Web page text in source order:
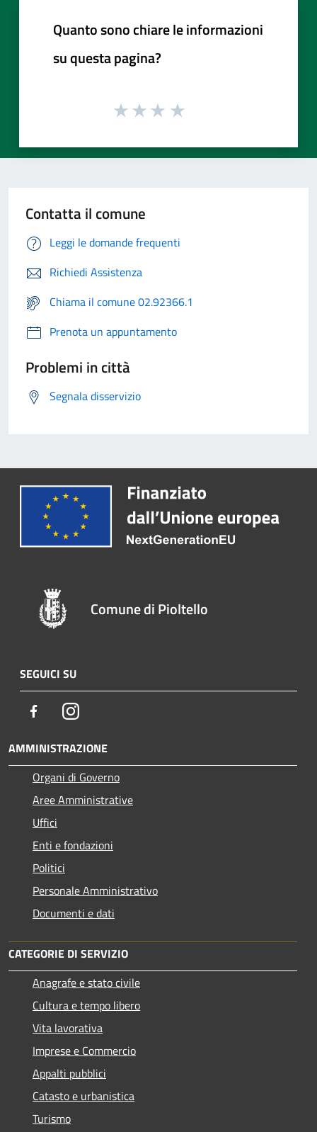
Quanto sono chiare le informazioni
su questa pagina?
Contatta il comune
Leggi le domande frequenti
Richiedi Assistenza
Chiama il comune 02.92366.1
Prenota un appuntamento
Problemi in città
Segnala disservizio
Comune di Pioltello
SEGUICI SU
FacebookInstagram
AMMINISTRAZIONE
Organi di Governo
Aree Amministrative
Uffici
Enti e fondazioni
Politici
Personale Amministrativo
Documenti e dati
CATEGORIE DI SERVIZIO
Anagrafe e stato civile
Cultura e tempo libero
Vita lavorativa
Imprese e Commercio
Appalti pubblici
Catasto e urbanistica
Turismo